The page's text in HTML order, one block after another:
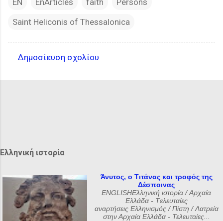
EN EnArticles faith
Persons
Saint Heliconis of Thessalonica
Δημοσίευση σχολίου
Ελληνική ιστορία
Άνυτος, ο Τιτάνας και τροφός της
Δέσποινας
ENGLISHΕλληνική ιστορία / Αρχαία
Ελλάδα - Tελευταίες
αναρτήσεις Ελληνισμός / Πίστη / Λατρεία
στην Αρχαία Ελλάδα - Τελευταίες...